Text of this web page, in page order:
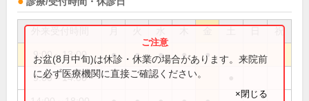
祝
9:00～13:00 ● ● ● ● ●
9:00～14:00
お盆(8月中旬)は休診・休業の場合があります。来院前
に必ず医療機関に直接ご確認ください。
×閉じる